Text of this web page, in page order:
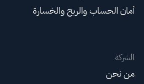
أمان الحساب والربح والخسارة
الشركة
من نحن